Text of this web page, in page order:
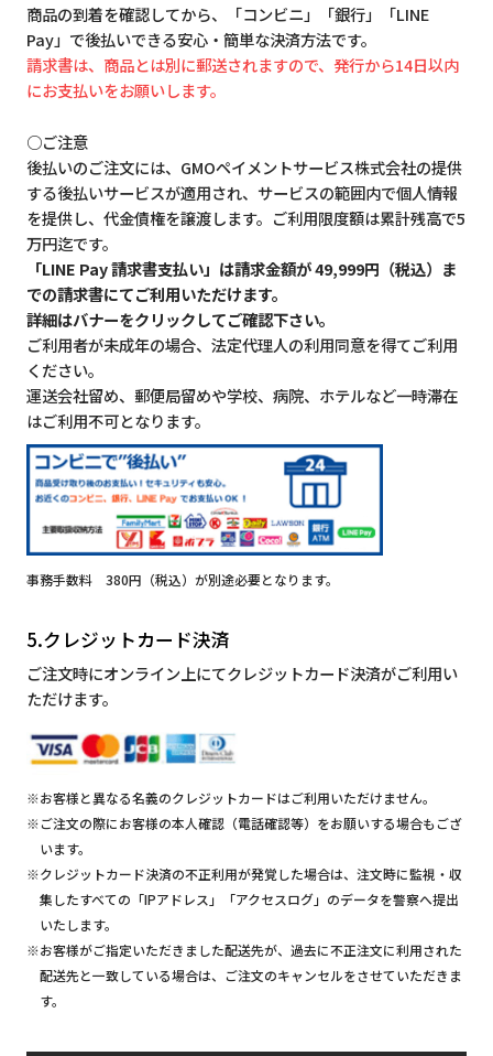
商品の到着を確認してから、「コンビニ」「銀行」「LINE
Pay」で後払いできる安心・簡単な決済方法です。
請求書は、商品とは別に郵送されますので、発行から14日以内
にお支払いをお願いします。
○ご注意
後払いのご注文には、GMOペイメントサービス株式会社の提供
する後払いサービスが適用され、サービスの範囲内で個人情報
を提供し、代金債権を譲渡します。ご利用限度額は累計残高で5
万円迄です。
「LINE Pay 請求書支払い」は請求金額が 49,999円（税込）ま
での請求書にてご利用いただけます。
詳細はバナーをクリックしてご確認下さい。
ご利用者が未成年の場合、法定代理人の利用同意を得てご利用
ください。
運送会社留め、郵便局留めや学校、病院、ホテルなど一時滞在
はご利用不可となります。
事務手数料 380円（税込）が別途必要となります。
5.クレジットカード決済
ご注文時にオンライン上にてクレジットカード決済がご利用い
ただけます。
※お客様と異なる名義のクレジットカードはご利用いただけません。
※ご注文の際にお客様の本人確認（電話確認等）をお願いする場合もござ
います。
※クレジットカード決済の不正利用が発覚した場合は、注文時に監視・収
集したすべての「IPアドレス」「アクセスログ」のデータを警察へ提出
いたします。
※お客様がご指定いただきました配送先が、過去に不正注文に利用された
配送先と一致している場合は、ご注文のキャンセルをさせていただきま
す。